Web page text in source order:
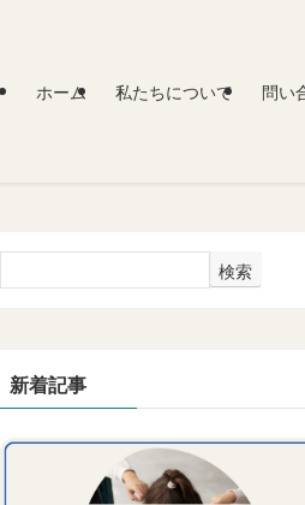
ホーム 私たちについて 問い
検索
新着記事